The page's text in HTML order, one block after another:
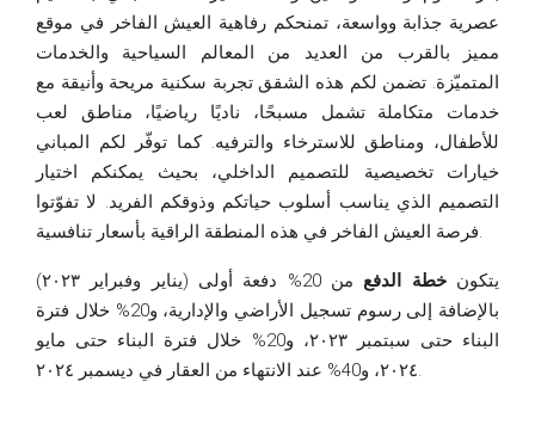
عصرية جذابة وواسعة، تمنحكم رفاهية العيش الفاخر في موقع
مميز بالقرب من العديد من المعالم السياحية والخدمات
المتميّزة. تضمن لكم هذه الشقق تجربة سكنية مريحة وأنيقة مع
خدمات متكاملة تشمل مسبحًا، ناديًا رياضيًا، مناطق لعب
للأطفال، ومناطق للاسترخاء والترفيه. كما توفّر لكم المباني
خيارات تخصيصية للتصميم الداخلي، بحيث يمكنكم اختيار
التصميم الذي يناسب أسلوب حياتكم وذوقكم الفريد. لا تفوّتوا
فرصة العيش الفاخر في هذه المنطقة الراقية بأسعار تنافسية.
يتكونخطة الدفع
من 20% دفعة أولى (يناير وفبراير ٢٠٢٣)
بالإضافة إلى رسوم تسجيل الأراضي والإدارية، و20% خلال فترة
البناء حتى سبتمبر ٢٠٢٣، و20% خلال فترة البناء حتى مايو
٢٠٢٤، و40% عند الانتهاء من العقار في ديسمبر ٢٠٢٤.